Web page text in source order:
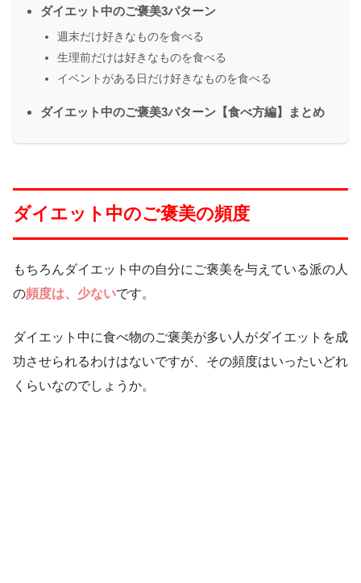
ダイエット中のご褒美3パターン
週末だけ好きなものを食べる
生理前だけは好きなものを食べる
イベントがある日だけ好きなものを食べる
ダイエット中のご褒美3パターン【食べ方編】まとめ
ダイエット中のご褒美の頻度
もちろんダイエット中の自分にご褒美を与えている派の人
の頻度は、少ないです。
ダイエット中に食べ物のご褒美が多い人がダイエットを成
功させられるわけはないですが、その頻度はいったいどれ
くらいなのでしょうか。